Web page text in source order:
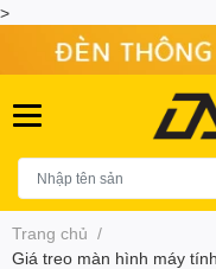
>
Trang chủ /
Giá treo màn hình máy